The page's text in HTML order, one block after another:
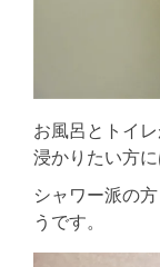
お風呂とトイ
浸かりたい方
シャワー派の
うです。